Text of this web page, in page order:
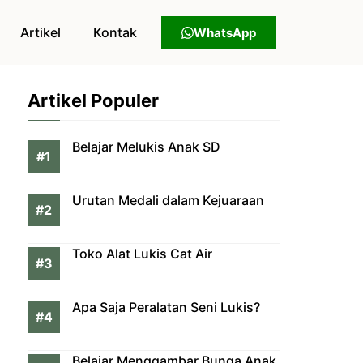
Artikel Kontak WhatsApp
Artikel Populer
Belajar Melukis Anak SD
Urutan Medali dalam Kejuaraan
Toko Alat Lukis Cat Air
Apa Saja Peralatan Seni Lukis?